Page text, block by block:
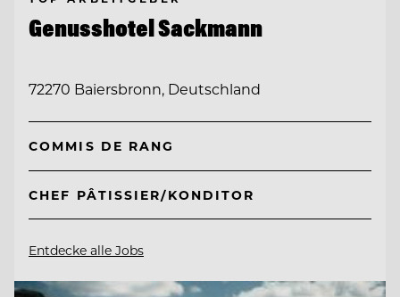
Genusshotel Sackmann
72270 Baiersbronn, Deutschland
COMMIS DE RANG
CHEF PÂTISSIER/KONDITOR
Entdecke alle Jobs